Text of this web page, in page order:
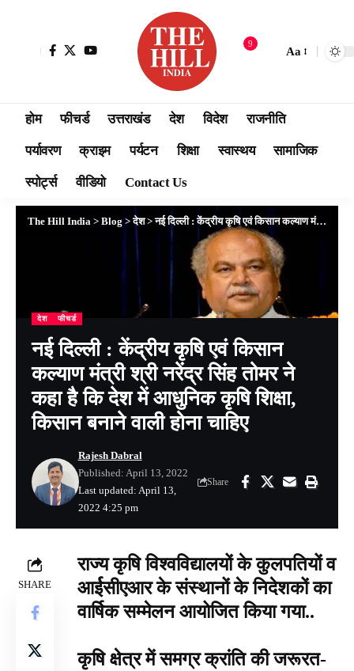
9
Aa
होम फीचर्ड उत्तराखंड देश विदेश राजनीति
पर्यावरण क्राइम पर्यटन शिक्षा स्वास्थय सामाजिक
स्पोर्ट्स वीडियो Contact Us
The Hill India > Blog >देश>नई दिल्ली : केंद्रीय कृषि एवं किसान कल्याण मंत्री श्री नरेंद्र सिंह तोमर ने कहा है कि देश में आधुनिक कृषि शिक्षा, किसान बनाने वाली होना चाहिए
देश फीचर्ड
नई दिल्ली : केंद्रीय कृषि एवं किसान
कल्याण मंत्री श्री नरेंद्र सिंह तोमर ने
कहा है कि देश में आधुनिक कृषि शिक्षा,
किसान बनाने वाली होना चाहिए
Last updated: April 13,
2022 4:25 pm
Rajesh Dabral
Published: April 13, 2022
Share
SHARE
राज्‍य कृषि विश्‍वविद्यालयों के कुलपतियों व
आर्ईसीएआर के संस्‍थानों के निदेशकों का
वार्षिक सम्‍मेलन आयोजित किया गया..
कृषि क्षेत्र में समग्र क्रांति की जरूरत-